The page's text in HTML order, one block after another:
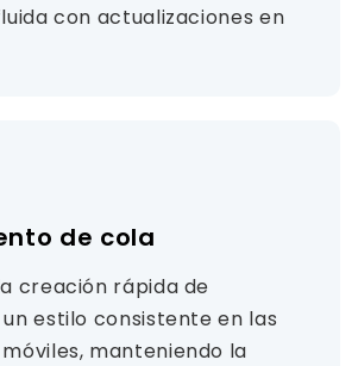
con actualizaciones en
de cola
creación rápida de
estilo consistente en las
manteniendo la